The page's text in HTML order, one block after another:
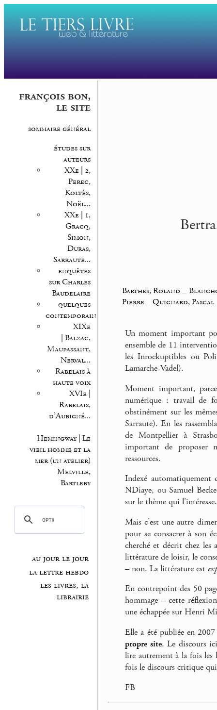
françois bon,
le site
sommaire général
études sur
auteurs
XXe | 2,
Perec,
Koltès,
Noël...
XXe | 1,
Gracq,
Simon,
Duras,
Sarraute...
enquêtes
sur Charles
Baudelaire
quelques
contemporains
XIXe
| Balzac,
Maupassant,
Nerval...
Rabelais à
haute voix
XVIe |
Rabelais,
d’Aubigné...
Hemingway | Le
vieil homme et la
mer (un atelier)
Melville,
Bartleby
au jour le jour
la lettre hebdo
les livres, la
librairie
Barthes, Roland
Pierre_ Quignard, Pascal
Un moment important
ensemble de 11
les Inrockuptibles ou
Lamarche-Vadel).
Moment important,
numérique : travail de
obstinément sur les
Sarraute). En les
de Montpellier à
important de proposer
ressources.
Indexé automatiquement
NDiaye, ou Samuel
sur le thème qui l’intéresse.
Mais c’est une autre
pour se consacrer à son
cherché et décrit chez les
littérature de loisir, le
– non. La littérature est
En contrepoint des 50
hommage – cette
une échappée sur Henri
Elle a été publiée en
propre site. Le discours
lire autrement à la fois les
fois le discours critique
FB